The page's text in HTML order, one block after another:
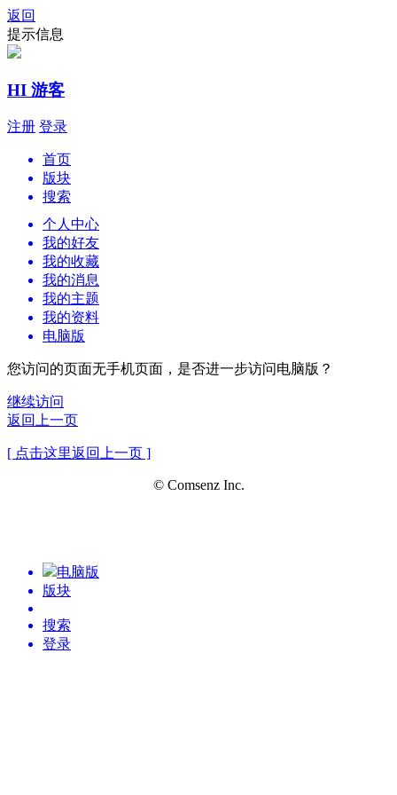
返回
提示信息
HI 游客
注册 登录
首页
版块
搜索
个人中心
我的好友
我的收藏
我的消息
我的主题
我的资料
电脑版
您访问的页面无手机页面，是否进一步访问电脑版？
继续访问
返回上一页
[ 点击这里返回上一页 ]
© Comsenz Inc.
电脑版
版块
搜索
登录